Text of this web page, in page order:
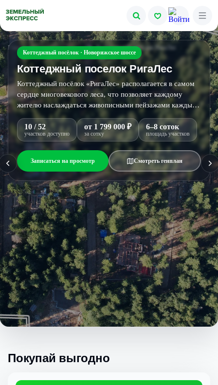
Главная● Земельные участки● Коттеджный поселок РигаЛес
Коттеджный посёлок · Новорижское шоссе
Коттеджный поселок РигаЛес
Коттеджный посёлок «РигаЛес» располагается в самом
сердце многовекового леса, что позволяет каждому
жителю наслаждаться живописными пейзажами каждый
день.
10 / 52
участков доступно
от 1 799 000 ₽
за сотку
6–8 соток
площадь участков
Записаться на просмотр Смотреть генплан
Все фото
Покупай выгодно